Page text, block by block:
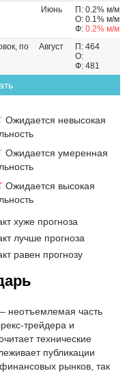
Июнь
П: 0.2% м/м
О: 0.1% м/м
Ф: 0.2% м/м
по
Август
П: 464
О:
Ф: 481
Ожидается невысокая
Ожидается умеренная
Ожидается высокая
хуже прогноза
лучше прогноза
равен прогнозу
неотъемлемая часть
трейдера и
технические
публикации
рынков, так